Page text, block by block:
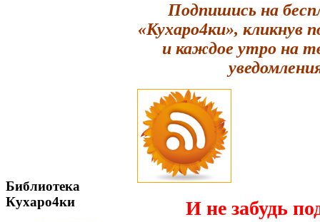
Библиотека
Кухаро4ки
Подпишись на
«Кухаро4ки», кликнув
и каждое утро на
И не забудь